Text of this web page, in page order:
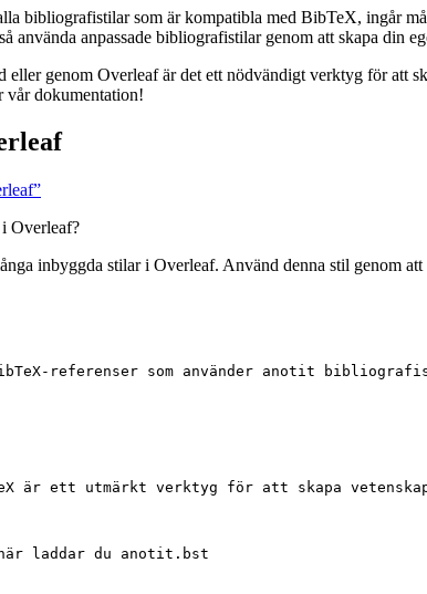
bibliografistilar som är kompatibla med BibTeX,
använda anpassade bibliografistilar genom att skapa din
eller genom Overleaf är det ett nödvändigt verktyg för
vår dokumentation!
Overleaf?
inbyggda stilar i Overleaf. Använd denna stil genom att
referenser som använder anotit
är ett utmärkt verktyg för att skapa
laddar du anotit.bst